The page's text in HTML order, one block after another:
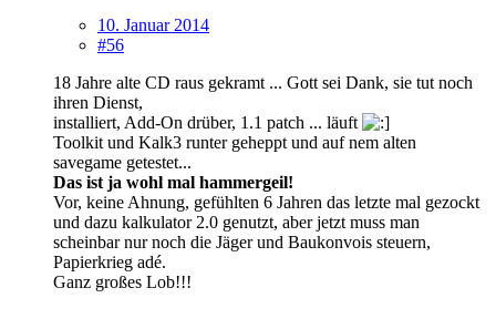
10. Januar 2014
#56
18 Jahre alte CD raus gekramt ... Gott sei Dank, sie tut noch
ihren Dienst,
installiert, Add-On drüber, 1.1 patch ... läuft
Toolkit und Kalk3 runter geheppt und auf nem alten
savegame getestet...
Das ist ja wohl mal hammergeil!
Vor, keine Ahnung, gefühlten 6 Jahren das letzte mal gezockt
und dazu kalkulator 2.0 genutzt, aber jetzt muss man
scheinbar nur noch die Jäger und Baukonvois steuern,
Papierkrieg adé.
Ganz großes Lob!!!